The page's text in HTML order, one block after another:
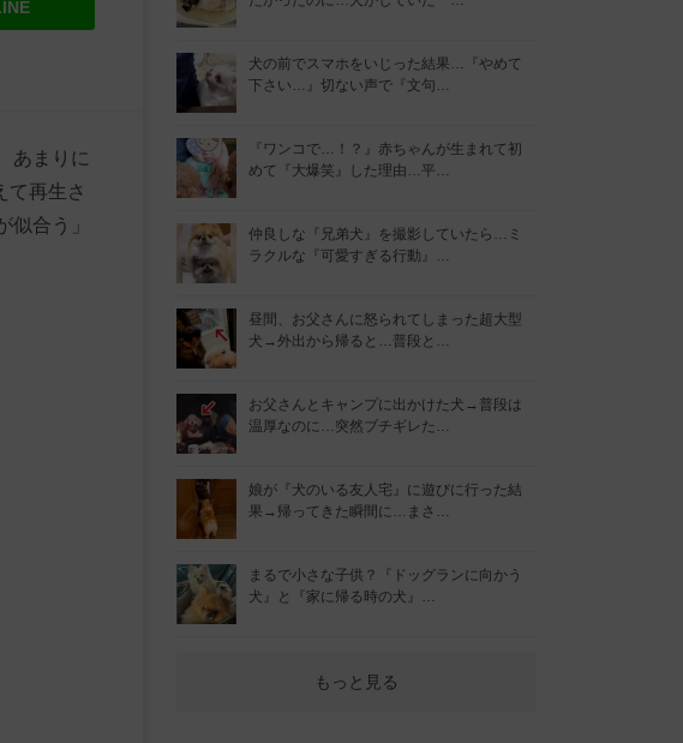
あまりに
再生さ
合う」
犬の前でスマホをいじった結果…『やめて
下さい…』切ない声で『文句…
『ワンコで…！？』赤ちゃんが生まれて初
めて『大爆笑』した理由…平…
仲良しな『兄弟犬』を撮影していたら…ミ
ラクルな『可愛すぎる行動』…
昼間、お父さんに怒られてしまった超大型
犬→外出から帰ると…普段と…
お父さんとキャンプに出かけた犬→普段は
温厚なのに…突然ブチギレた…
娘が『犬のいる友人宅』に遊びに行った結
果→帰ってきた瞬間に…まさ…
まるで小さな子供？『ドッグランに向かう
犬』と『家に帰る時の犬』…
もっと見る